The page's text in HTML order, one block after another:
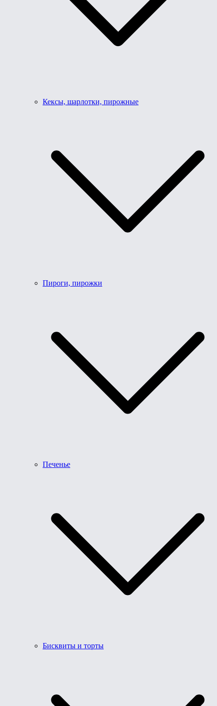
Кексы, шарлотки, пирожные
Пироги, пирожки
Печенье
Бисквиты и торты